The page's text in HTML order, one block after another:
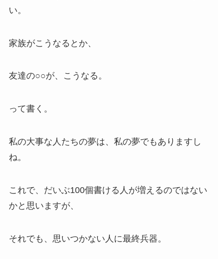
い。
家族がこうなるとか、
友達の○○が、こうなる。
って書く。
私の大事な人たちの夢は、私の夢でもありますし
ね。
これで、だいぶ100個書ける人が増えるのではない
かと思いますが、
それでも、思いつかない人に最終兵器。